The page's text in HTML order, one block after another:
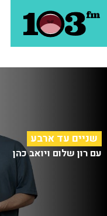
שניים עד ארבע
עם רון שלום ויואב כהן